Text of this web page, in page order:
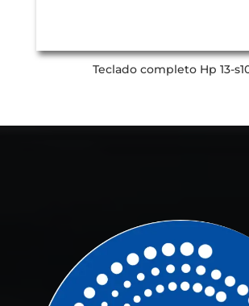
Teclado completo Hp 13-